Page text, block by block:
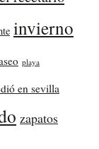
invierno
playa
en sevilla
zapatos